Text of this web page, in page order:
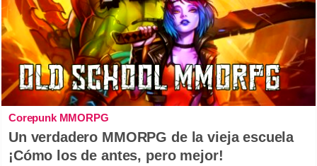
Corepunk MMORPG
Un verdadero MMORPG de la vieja escuela
¡Cómo los de antes, pero mejor!